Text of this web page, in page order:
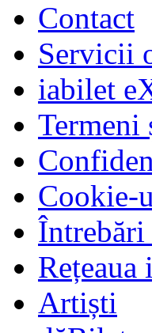
Contact
Servicii
iabilet
Cookie-
Întrebări
Rețeaua
Artiști